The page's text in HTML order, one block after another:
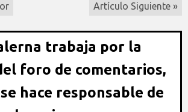
Artículo Siguiente »
trabaja por la
foro de comentarios,
hace responsable de